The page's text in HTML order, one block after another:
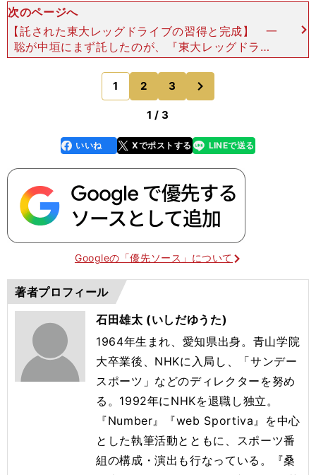
次のページへ
【託された東大レッグドライブの習得と完成】 一
聡が中垣にまず託したのが、『東大レッグドライ
ブ』の習得と完成だった。飛び込むだけの東大タッ
クルでは、相手に当たったあとの身体をコントロー
ルできない。当た
1 2 3
1 / 3
faceboo
k
いいね Xでポストする
line LINEで送る
Googleの「優先ソース」について
著者プロフィール
石田雄太 (いしだゆうた)
1964年生まれ、愛知県出身。青山学院
大卒業後、NHKに入局し、「サンデー
スポーツ」などのディレクターを努め
る。1992年にNHKを退職し独立。
『Number』『web Sportiva』を中心
とした執筆活動とともに、スポーツ番
組の構成・演出も行なっている。『桑